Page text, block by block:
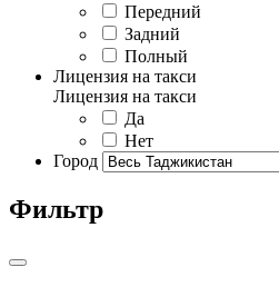
Передний
Задний
Полный
Лицензия на такси
Лицензия на такси
Да
Нет
Город
Фильтр